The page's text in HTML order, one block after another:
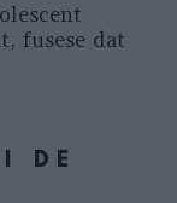
fusese dat
DE